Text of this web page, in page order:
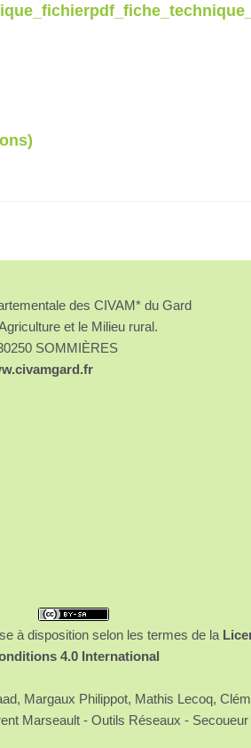
des CIVAM* du Gard
et le Milieu rural.
SOMMIÈRES
à disposition selon les termes de la
4.0 International
Margaux Philippot, Mathis Lecoq,
Marseault - Outils Réseaux -